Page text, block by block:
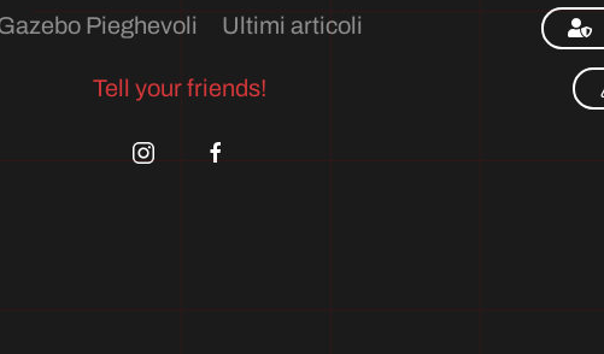
Pieghevoli Ultimi articoli
Tell your friends!